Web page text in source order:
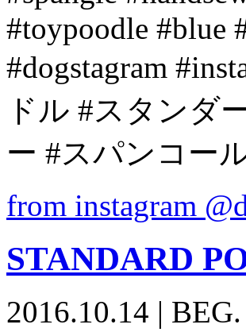
#toypoodle #blue
#dogstagram
ドル #スタンダ
ー #スパンコー
from instagram
STANDARD
2016.10.14 | BEG.